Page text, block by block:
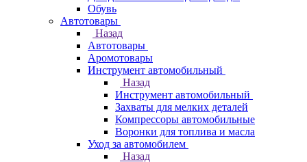
Обувь
Автотовары
Назад
Автотовары
Аромотовары
Инструмент автомобильный
Назад
Инструмент автомобильный
Захваты для мелких деталей
Компрессоры автомобильные
Воронки для топлива и масла
Уход за автомобилем
Назад